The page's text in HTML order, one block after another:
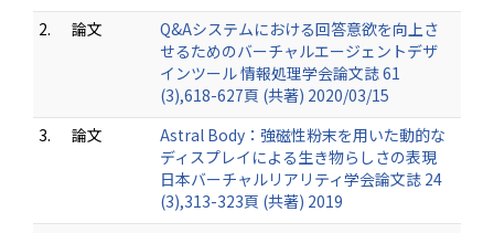
2.
論文
Q&Aシステムにおける回答意欲を向上さ
せるためのバーチャルエージェントデザ
インツール 情報処理学会論文誌 61
(3),618-627頁 (共著) 2020/03/15
3.
論文
Astral Body：強磁性粉末を用いた動的な
ディスプレイによる生き物らしさの表現
日本バーチャルリアリティ学会論文誌 24
(3),313-323頁 (共著) 2019